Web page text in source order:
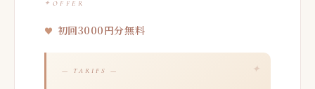
OFFER
初回3000円分無料
— TARIFS —